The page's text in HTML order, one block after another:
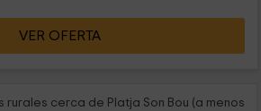
VER OFERTA
rurales cerca de Platja Son Bou (a menos